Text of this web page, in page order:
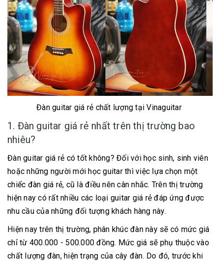
Đàn guitar giá rẻ chất lượng tại Vinaguitar
1. Đàn guitar giá rẻ nhất trên thị trường bao
nhiêu?
Đàn guitar giá rẻ có tốt không? Đối với học sinh, sinh viên
hoặc những người mới học guitar thì việc lựa chọn một
chiếc đàn giá rẻ, cũ là điều nên cân nhắc. Trên thị trường
hiện nay có rất nhiều các loại guitar giá rẻ đáp ứng được
nhu cầu của những đối tượng khách hàng này.
Hiện nay trên thị trường, phân khúc đàn này sẽ có mức giá
chỉ từ 400.000 - 500.000 đồng. Mức giá sẽ phụ thuộc vào
chất lượng đàn, hiện trạng của cây đàn. Do đó, trước khi